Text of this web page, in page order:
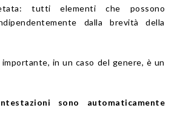
tutti elementi che possono
dalla brevità della
in un caso del genere, è un
sono automaticamente